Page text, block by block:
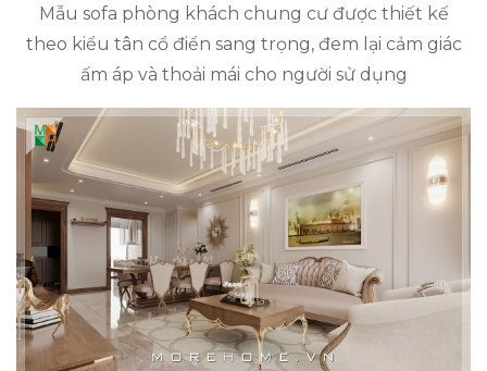
Mẫu sofa phòng khách chung cư được thiết kế
theo kiểu tân cổ điển sang trọng, đem lại cảm giác
ấm áp và thoải mái cho người sử dụng